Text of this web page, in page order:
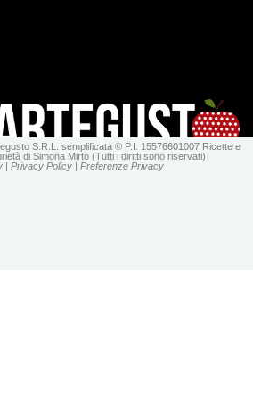
S.R.L. semplificata © P.I. 15576601007 Ricette e
di Simona Mirto (Tutti i diritti sono riservati)
| Privacy Policy| Preferenze Privacy